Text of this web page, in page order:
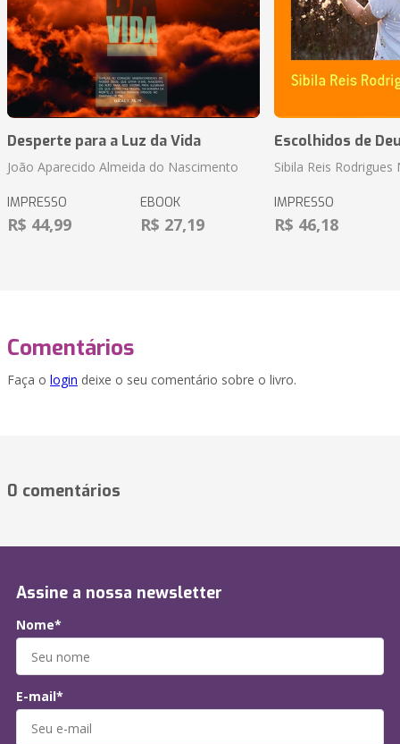
Desperte para a Luz da Vida
João Aparecido Almeida do Nascimento
IMPRESSO
R$ 44,99
EBOOK
R$ 27,19
Escolhidos de
Sibila Reis
IMPRESSO
R$ 46,18
Comentários
Faça o login deixe o seu comentário sobre o livro.
0 comentários
Assine a nossa newsletter
Nome*
E-mail*